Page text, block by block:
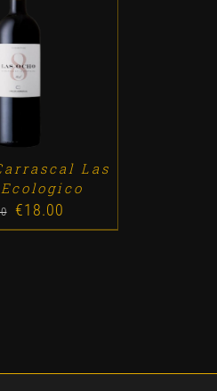
/
Las
Original
price
€18.00
price